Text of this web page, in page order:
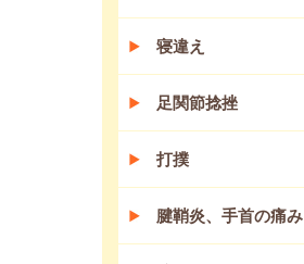
寝違え
足関節捻挫
打撲
腱鞘炎、手首の痛み